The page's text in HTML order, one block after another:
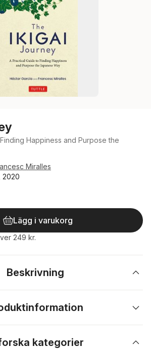
Happiness and Purpose the
Miralles
2020
Lägg i varukorg
249 kr.
Beskrivning
kategorier